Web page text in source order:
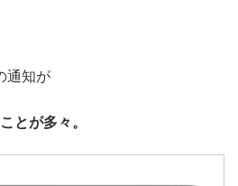
通知が
とが多々。